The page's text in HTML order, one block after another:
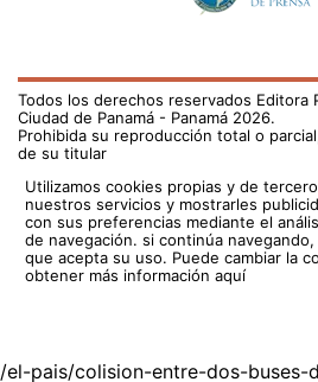
Todos los derechos reservados Editora
Ciudad de Panamá - Panamá 2026.
Prohibida su reproducción total o
de su titular
Utilizamos cookies propias y de
nuestros servicios y mostrarles
con sus preferencias mediante el
de navegación. si continúa
que acepta su uso. Puede cambiar la
obtener más información aquí
/el-pais/colision-entre-dos-buses-